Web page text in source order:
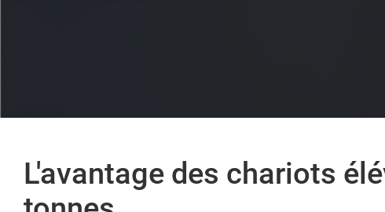
L'avantage des chariots